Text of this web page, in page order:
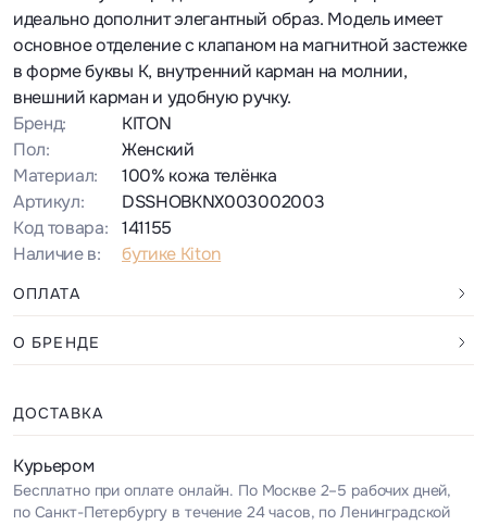
идеально дополнит элегантный образ. Модель имеет
основное отделение с клапаном на магнитной застежке
в форме буквы K, внутренний карман на молнии,
внешний карман и удобную ручку.
Бренд:
KITON
Пол:
Женский
Материал:
100% кожа телёнка
Артикул:
DSSHOBKNX003002003
Код товара:
141155
Наличие в:
бутике Kiton
ОПЛАТА
О БРЕНДЕ
ДОСТАВКА
Курьером
Бесплатно при оплате онлайн. По Москве 2–5 рабочих дней,
по Санкт-Петербургу в течение 24 часов, по Ленинградской